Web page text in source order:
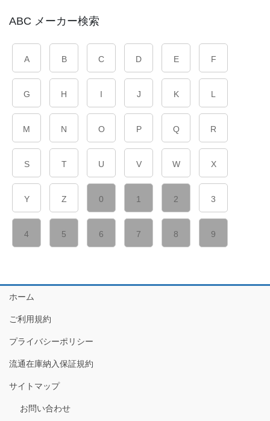
ABC メーカー検索
A B C D E F
G H I J K L
M N O P Q R
S T U V W X
Y Z 0 1 2 3
4 5 6 7 8 9
ホーム
ご利用規約
プライバシーポリシー
流通在庫納入保証規約
サイトマップ
お問い合わせ